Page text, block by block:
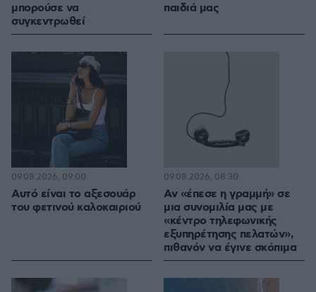
μπορούσε να
συγκεντρωθεί
παιδιά μας
Αυτό είναι το αξεσουάρ
του φετινού καλοκαιριού
09.08.2026, 09:00
Αν «έπεσε η γραμμή» σε
μια συνομιλία μας με
«κέντρο τηλεφωνικής
εξυπηρέτησης πελατών»,
πιθανόν να έγινε σκόπιμα
09.08.2026, 08:30